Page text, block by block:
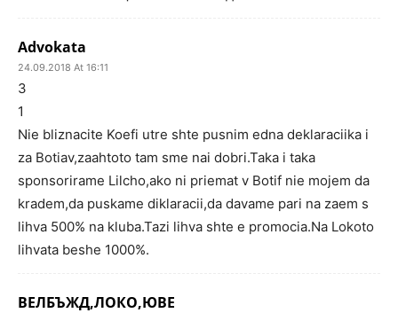
Advokata
24.09.2018 At 16:11
3
1
Nie bliznacite Koefi utre shte pusnim edna deklaraciika i
za Botiav,zaahtoto tam sme nai dobri.Taka i taka
sponsorirame Lilcho,ako ni priemat v Botif nie mojem da
kradem,da puskame diklaracii,da davame pari na zaem s
lihva 500% na kluba.Tazi lihva shte e promocia.Na Lokoto
lihvata beshe 1000%.
ВЕЛБЪЖД,ЛОКО,ЮВЕ